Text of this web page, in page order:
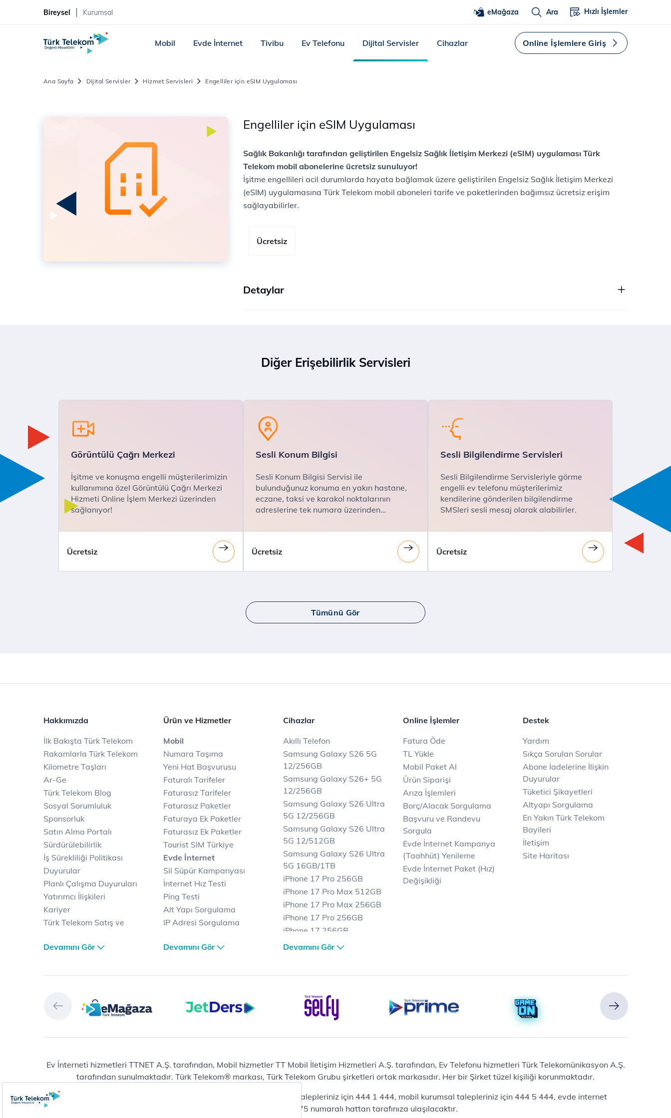
Bireysel Kurumsal eMağaza Ara Hızlı İşlemler
Mobil Evde İnternet Tivibu Ev Telefonu Dijital Servisler Cihazlar Online İşlemlere Giriş
Ana Sayfa Dijital Servisler Hizmet Servisleri Engelliler için eSIM Uygulaması
Engelliler için eSIM Uygulaması
Sağlık Bakanlığı tarafından geliştirilen Engelsiz Sağlık İletişim Merkezi (eSIM) uygulaması Türk
Telekom mobil abonelerine ücretsiz sunuluyor!
İşitme engellileri acil durumlarda hayata bağlamak üzere geliştirilen Engelsiz Sağlık İletişim Merkezi
(eSIM) uygulamasına Türk Telekom mobil aboneleri tarife ve paketlerinden bağımsız ücretsiz erişim
sağlayabilirler.
Ücretsiz
Detaylar
Diğer Erişebilirlik Servisleri
Görüntülü Çağrı Merkezi
İşitme ve konuşma engelli müşterilerimizin
kullanımına özel Görüntülü Çağrı Merkezi
Hizmeti Online İşlem Merkezi üzerinden
sağlanıyor!
Ücretsiz
Sesli Konum Bilgisi
Sesli Konum Bilgisi Servisi ile
bulunduğunuz konuma en yakın hastane,
eczane, taksi ve karakol noktalarının
adreslerine tek numara üzerinden
Ücretsiz
Sesli Bilgilendirme Servisleri
Sesli Bilgilendirme Servisleriyle görme
engelli ev telefonu müşterilerimiz
kendilerine gönderilen bilgilendirme
SMSleri sesli mesaj olarak alabilirler.
Ücretsiz
Tümünü Gör
Hakkımızda
İlk Bakışta Türk Telekom
Rakamlarla Türk Telekom
Kilometre Taşları
Ar-Ge
Türk Telekom Blog
Sosyal Sorumluluk
Sponsorluk
Satın Alma Portalı
Sürdürülebilirlik
İş Sürekliliği Politikası
Duyurular
Planlı Çalışma Duyuruları
Yatırımcı İlişkileri
Kariyer
Türk Telekom Satış ve
Türk Telekom Finansal
Türk Telekom Afet Tedbirleri
Prime
Tivibu
Playstore
HİT (Türk Telekom Çocuk)
Erişilebilir Yaşam
Türk Telekom Wi-Fi
Devamını Gör
Ürün ve Hizmetler
Mobil
Numara Taşıma
Yeni Hat Başvurusu
Faturalı Tarifeler
Faturasız Tarifeler
Faturasız Paketler
Faturaya Ek Paketler
Faturasız Ek Paketler
Tourist SIM Türkiye
Evde İnternet
Sil Süpür Kampanyası
İnternet Hız Testi
Ping Testi
Alt Yapı Sorgulama
IP Adresi Sorgulama
Avantajlı İnternet
Fiber İnternet
İnternet Kampanyaları
Ev Telefonu
Muud
Total Protection
Raunt
Devamını Gör
Cihazlar
Akıllı Telefon
Samsung Galaxy S26 5G
12/256GB
Samsung Galaxy S26+ 5G
12/256GB
Samsung Galaxy S26 Ultra
5G 12/256GB
Samsung Galaxy S26 Ultra
5G 12/512GB
Samsung Galaxy S26 Ultra
5G 16GB/1TB
iPhone 17 Pro 256GB
iPhone 17 Pro Max 512GB
iPhone 17 Pro Max 256GB
iPhone 17 Pro 256GB
iPhone 17 256GB
iPhone 17 Air 256GB
Casper Nirvana C370
Notebook
Ev Telefonu
Panasonic TGB610
Modem ve Wi-Fi
Zyxel DX3300 Wi-Fi 6
Premium VDSL Modem
Devamını Gör
Online İşlemler
Fatura Öde
TL Yükle
Mobil Paket Al
Ürün Siparişi
Arıza İşlemleri
Borç/Alacak Sorgulama
Başvuru ve Randevu
Sorgula
Evde İnternet Kampanya
(Taahhüt) Yenileme
Evde İnternet Paket (Hız)
Değişikliği
Destek
Yardım
Sıkça Sorulan Sorular
Abone İadelerine İlişkin
Duyurular
Tüketici Şikayetleri
Altyapı Sorgulama
En Yakın Türk Telekom
Bayileri
İletişim
Site Haritası
Ev İnterneti hizmetleri TTNET A.Ş. tarafından, Mobil hizmetler TT Mobil İletişim Hizmetleri A.Ş. tarafından, Ev Telefonu hizmetleri Türk Telekomünikasyon A.Ş.
tarafından sunulmaktadır. Türk Telekom® markası, Türk Telekom Grubu şirketleri ortak markasıdır. Her bir Şirket tüzel kişiliği korunmaktadır.
Yeni abonelik ve numara taşıma başvurularında mobil bireysel talepleriniz için 444 1 444, mobil kurumsal talepleriniz için 444 5 444, evde internet
talepleriniz için 444 0375 numaralı hattan tarafınıza ulaşılacaktır.